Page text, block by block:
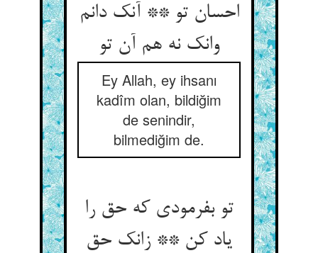
احسان تو ** آنک دانم
وانک نه هم آن تو
Ey Allah, ey ihsanı
kadîm olan, bildiğim
de senindir,
bilmediğim de.
تو بفرمودی که حق را
یاد کن ** زانک حق